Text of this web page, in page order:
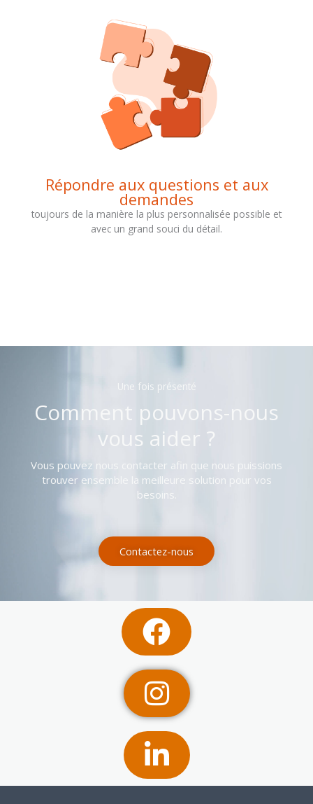
Répondre aux questions et aux
demandes
toujours de la manière la plus personnalisée possible et
avec un grand souci du détail.
Une fois présenté
Comment pouvons-nous
vous aider ?
Vous pouvez nous contacter afin que nous puissions
trouver ensemble la meilleure solution pour vos
besoins.
Contactez-nous